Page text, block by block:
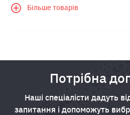
Більше товарів
Потрібна
Наші спеціалісти дадуть
запитання і допоможуть